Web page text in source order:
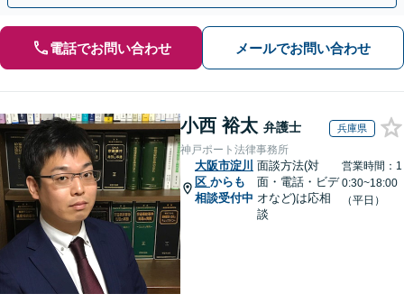
電話でお問い合わせ メールでお問い合わせ
小西 裕太 弁護士 兵庫県
神戸ポート法律事務所
大阪市淀川
区 からも
相談受付中
面談方法(対
面・電話・ビデ
オなど)は応相
談
営業時間：1
0:30~18:00
（平日）